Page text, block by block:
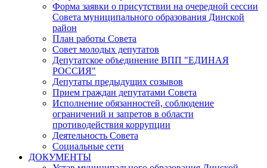
Форма заявки о присутствии на очередной сессии
Совета муниципального образования Динской
район
План работы Совета
Совет молодых депутатов
Депутатское объединение ВПП "ЕДИНАЯ
РОССИЯ"
Депутаты предыдущих созывов
Прием граждан депутатами Совета
Исполнение обязанностей, соблюдение
ограничений и запретов в области
противодействия коррупции
Деятельность Совета
Социальные сети
ДОКУМЕНТЫ